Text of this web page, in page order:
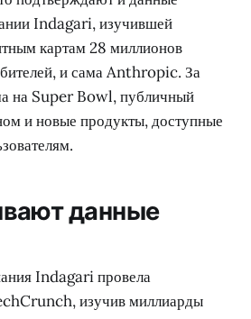
Indagari, изучившей
картам 28 миллионов
и сама Anthropic. За
на Super Bowl, публичный
и новые продукты, доступные
данные
Indagari провела
изучив миллиарды